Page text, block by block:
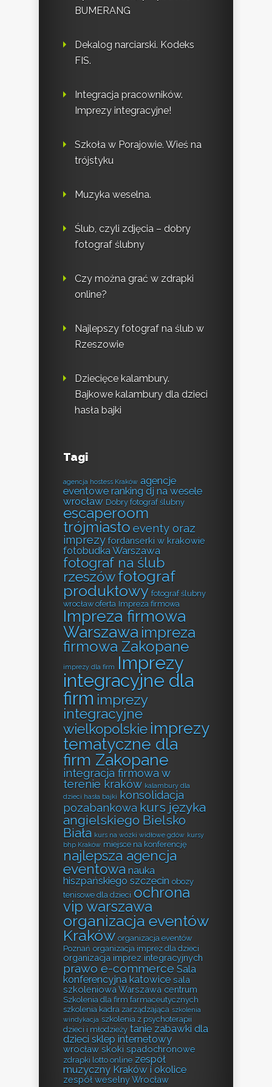
BUMERANG
Dekalog narciarski. Kodeks
FIS.
Integracja pracowników.
Imprezy integracyjne!
Szkoła w Porajowie. Wieś na
trójstyku
Muzyka weselna.
Ślub, czyli zdjęcia – dobry
fotograf ślubny
Czy można grać w zdrapki
online?
Najlepszy fotograf na ślub w
Rzeszowie
Dziecięce kalambury.
Bajkowe kalambury dla dzieci
hasła bajki
Tagi
agencja hostess Kraków agencje
eventowe ranking dj na wesele
wrocław Dobry fotograf ślubny
escaperoom
trójmiasto eventy oraz
imprezy fordanserki w krakowie
fotobudka Warszawa
fotograf na ślub
rzeszówfotograf
produktowy fotograf ślubny
wrocław oferta Impreza firmowa
Impreza firmowa
Warszawa impreza
firmowa Zakopane
imprezy dla firm
Imprezy
integracyjne dla
firm imprezy
integracyjne
wielkopolskie imprezy
tematyczne dla
firm Zakopane
integracja firmowa w
terenie kraków kalambury dla
dzieci hasła bajki konsolidacja
pozabankowa kurs języka
angielskiego Bielsko
Biała kurs na wózki widłowe gdów kursy
bhp Kraków miejsce na konferencję
najlepsza agencja
eventowa nauka
hiszpańskiego szczecin obozy
tenisowe dla dzieci ochrona
vip warszawa
organizacja eventów
Kraków organizacja eventów
Poznań organizacja imprez dla dzieci
organizacja imprez integracyjnych
prawo e-commerce Sala
konferencyjna katowice sala
szkoleniowa Warszawa centrum
Szkolenia dla firm farmaceutycznych
szkolenia kadra zarządzająca szkolenia
windykacja szkolenia z psychoterapii
dzieci i młodzieży tanie zabawki dla
dzieci sklep internetowy
wrocław skoki spadochronowe
zdrapki lotto online zespół
muzyczny Kraków i okolice
zespół weselny Wrocław